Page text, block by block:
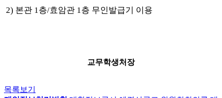
2) 본관 1층/효암관 1층 무인발급기 이용
교무학생처장
목록보기